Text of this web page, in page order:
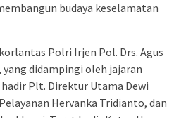
budaya keselamatan
Polri Irjen Pol. Drs. Agus
yang didampingi oleh jajaran
Plt. Direktur Utama Dewi
Hervanka Tridianto, dan